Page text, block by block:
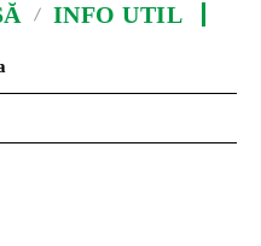
INFO UTIL